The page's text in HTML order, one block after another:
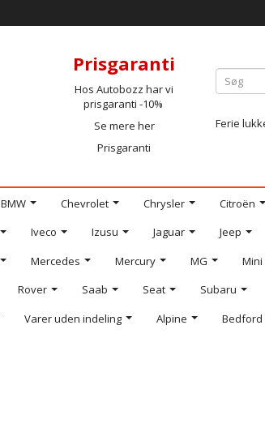
Prisgaranti
Hos Autobozz har vi
prisgaranti -10%
Se mere her
Prisgaranti
Ferie
BMW Chevrolet Chrysler Citroën
Iveco Izusu Jaguar Jeep
Mercedes Mercury MG Mini
Rover Saab Seat Subaru
Varer uden indeling Alpine Bedford